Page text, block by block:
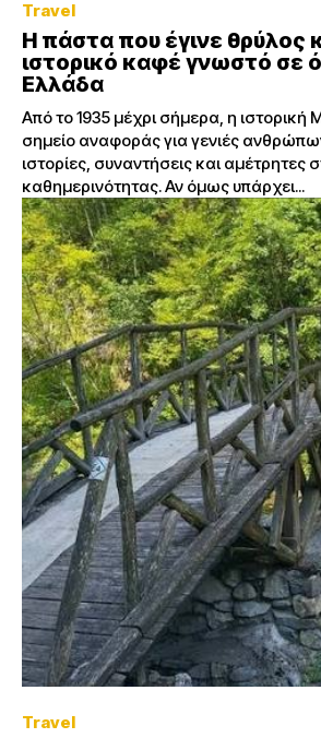
Travel
Η πάστα που έγινε θρύλος
ιστορικό καφέ γνωστό σε
Ελλάδα
Από το 1935 μέχρι σήμερα, η ιστορική
σημείο αναφοράς για γενιές
ιστορίες, συναντήσεις και αμέτρητες
καθημερινότητας. Αν όμως υπάρχει...
Travel